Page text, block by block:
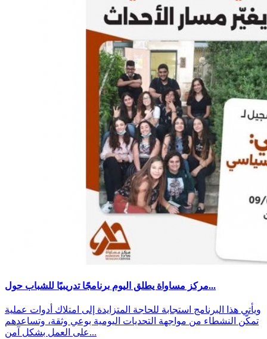
مركز مساواة يطلق اليوم برنامجًا تدريبيًا للشباب حول...
ويأتي هذا البرنامج استجابة للحاجة المتزايدة إلى امتلاك أدوات عملية
تمكّن النشطاء من مواجهة التحديات اليومية بوعي وثقة، وتساعدهم
على العمل بشكل آمن...